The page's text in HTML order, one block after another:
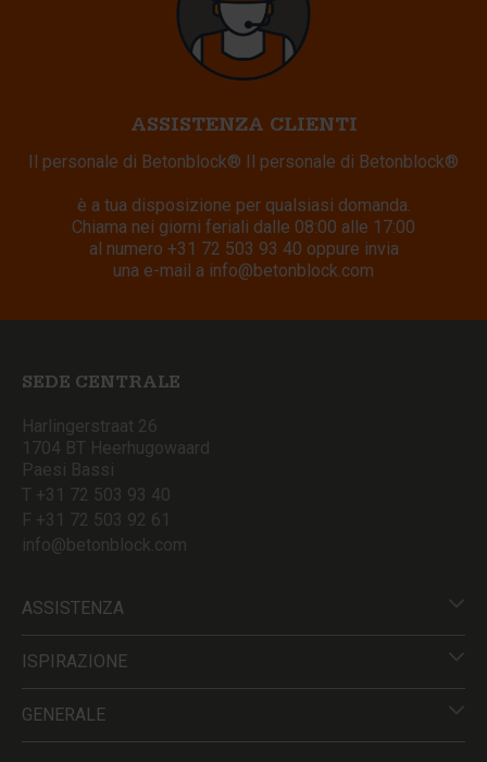
ASSISTENZA CLIENTI
Il personale di Betonblock® Il personale di Betonblock®
è a tua disposizione per qualsiasi domanda.
Chiama nei giorni feriali dalle 08:00 alle 17:00
al numero +31 72 503 93 40 oppure invia
una e-mail a info@betonblock.com
SEDE CENTRALE
Harlingerstraat 26
1704 BT Heerhugowaard
Paesi Bassi
T +31 72 503 93 40
F +31 72 503 92 61
info@betonblock.com
ASSISTENZA
ISPIRAZIONE
GENERALE